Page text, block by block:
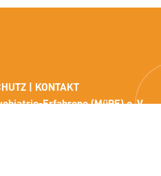
KONTAKT
Erfahrene (MüPE) e. V..